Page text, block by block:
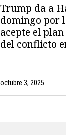
Trump da a
domingo por
acepte el
del conflicto
octubre 3, 2025